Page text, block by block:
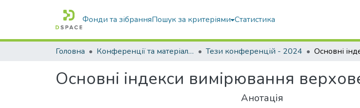
Фонди та зібранняПошук за критеріями Статистика
Головна Конференції та матеріали конференцій Тези конференцій - 2024
Основні індекси вимірювання
Анотація